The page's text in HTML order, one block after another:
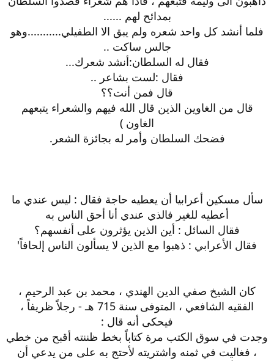
بمدائح لهم ......
فلما أنشد كل واحد شعره ولم يبق الا الطفيلي...........وهو
جالس ساكت ..
فقال له السلطان:أنشد شعرك...
فقال :لست بشاعر ..
قال فمن أنت؟؟
قال من الغاوين الذين قال الله فيهم والشعراء يتبعهم
الغاون )
فضحك السلطان وأمر له بجائزة الشعر.
سأل مسكين أعرابيا أن يعطيه حاجة فقال : ليس عندي ما
أعطيه للغير فالذي عندي أنا أحق الناس به
فقال السائل : أين الذين يؤثرون على أنفسهم؟
فقال الأعرابي : ذهبوا مع الذين لا يسألون الناس إلحافاً'
كان الشيخ صفي الدين الهندي ، محمد بن عبد الرحيم ،
الفقيه الشافعي ، المتوفى سنة 715 هـ - رجلاً ظريفاً ،
فيحكى أنه قال :
وجدت في سوق الكتب مرة كتاباً بخط ظننته أقبح من خطي
، فغاليت في ثمنه واشتريته لأحتج به على من يدعي أن